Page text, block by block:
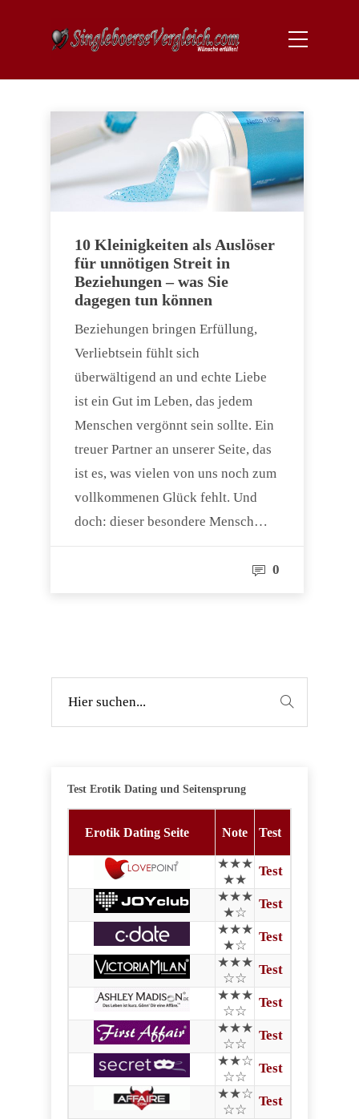
10 Kleinigkeiten als Auslöser
für unnötigen Streit in
Beziehungen – was Sie
dagegen tun können
Beziehungen bringen Erfüllung,
Verliebtsein fühlt sich
überwältigend an und echte Liebe
ist ein Gut im Leben, das jedem
Menschen vergönnt sein sollte. Ein
treuer Partner an unserer Seite, das
ist es, was vielen von uns noch zum
vollkommenen Glück fehlt. Und
doch: dieser besondere Mensch…
0
Test Erotik Dating und Seitensprung
Erotik Dating Seite Note Test
★★★
★★
Test
★★★
★☆
Test
★★★
★☆
Test
★★★
☆☆
Test
★★★
☆☆
Test
★★★
☆☆
Test
★★☆
☆☆
Test
★★☆
☆☆
Test